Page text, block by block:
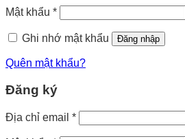
Mật khẩu *
Ghi nhớ mật khẩu Đăng nhập
Quên mật khẩu?
Đăng ký
Địa chỉ email *